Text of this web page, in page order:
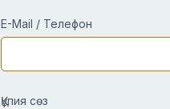
E-Mail / Телефон
Құпия сөз